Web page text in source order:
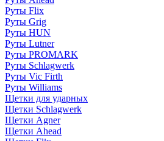
Руты Flix
Руты Grig
Руты HUN
Руты Lutner
Руты PROMARK
Руты Schlagwerk
Руты Vic Firth
Руты Williams
Щетки для ударных
Щетки Schlagwerk
Щетки Agner
Щетки Ahead